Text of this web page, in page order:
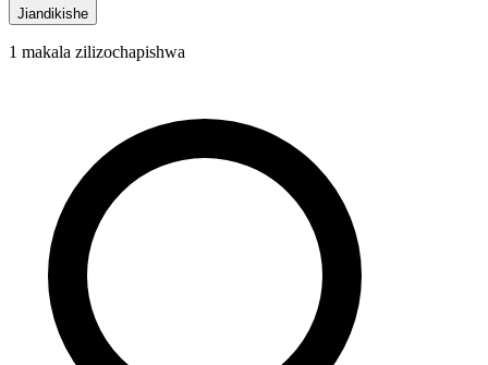
Jiandikishe
1 makala zilizochapishwa